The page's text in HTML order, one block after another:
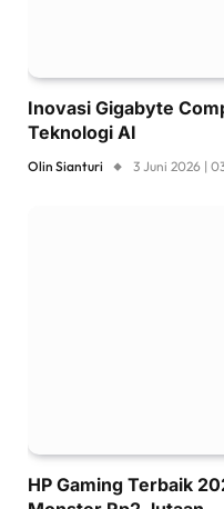
Inovasi Gigabyte
Teknologi AI
Olin Sianturi 3 Juni 2026 |
HP Gaming Terbaik